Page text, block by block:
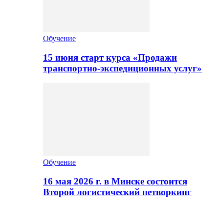
Обучение
15 июня старт курса «Продажи
транспортно-экспедиционных услуг»
Обучение
16 мая 2026 г. в Минске состоится
Второй логистический нетворкинг